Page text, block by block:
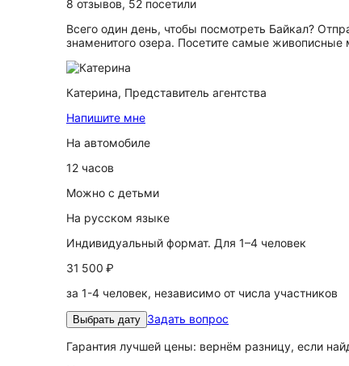
8 отзывов, 52 посетили
Всего один день, чтобы посмотреть Байкал?
знаменитого озера. Посетите самые живописные
Катерина, Представитель агентства
Напишите мне
На автомобиле
12 часов
Можно с детьми
На русском языке
Индивидуальный формат. Для 1–4 человек
31 500 ₽
за 1-4 человек, независимо от числа участников
Выбрать дату Задать вопрос
Гарантия лучшей цены: вернём разницу, если